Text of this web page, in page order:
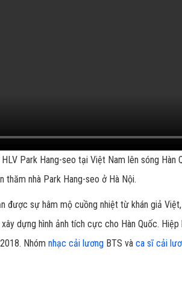
Park Hang-seo tại Việt Nam lên sóng Hàn
thăm nhà Park Hang-seo ở Hà Nội.
được sự hâm mộ cuồng nhiệt từ khán giả
dựng hình ảnh tích cực cho Hàn Quốc.
Nhóm nhạc cải lương BTS và ca sĩ cải